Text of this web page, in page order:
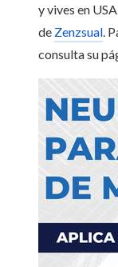
y vives en
de Zenzsual.
consulta su